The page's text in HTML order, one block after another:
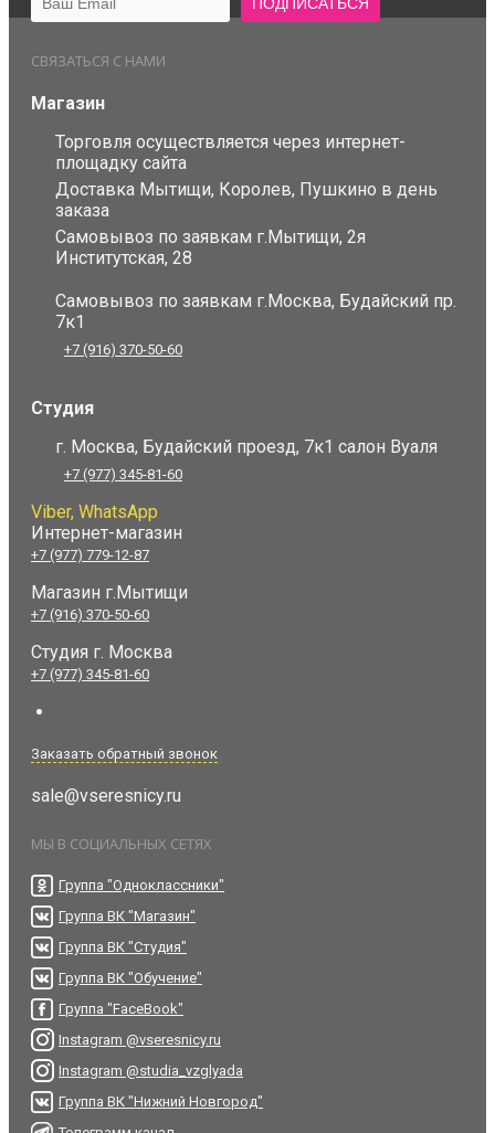
СВЯЗАТЬСЯ С НАМИ
Магазин
Торговля осуществляется через интернет-
площадку сайта
Доставка Мытищи, Королев, Пушкино в день
заказа
Самовывоз по заявкам г.Мытищи, 2я
Институтская, 28
Самовывоз по заявкам г.Москва, Будайский пр.
7к1
+7 (916) 370-50-60
Студия
г. Москва, Будайский проезд, 7к1 салон Вуаля
+7 (977) 345-81-60
Viber, WhatsApp
Интернет-магазин
+7 (977) 779-12-87
Магазин г.Мытищи
+7 (916) 370-50-60
Студия г. Москва
+7 (977) 345-81-60
Заказать обратный звонок
sale@vseresnicy.ru
МЫ В СОЦИАЛЬНЫХ СЕТЯХ
Группа "Одноклассники"
Группа ВК "Магазин"
Группа ВК "Студия"
Группа ВК "Обучение"
Группа "FaceBook"
Instagram @vseresnicy.ru
Instagram @studia_vzglyada
Группа ВК "Нижний Новгород"